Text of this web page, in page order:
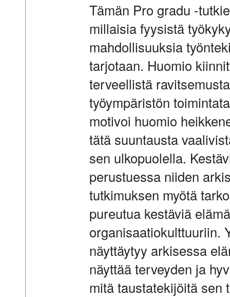
Tämän Pro gradu -
millaisia fyysistä
mahdollisuuksia
tarjotaan. Huomio
terveellistä
työympäristön
motivoi huomio
tätä suuntausta
sen ulkopuolella.
perustuessa niiden
tutkimuksen myötä
pureutua kestäviä
organisaatiokulttuuriin.
näyttäytyy arkisessa
näyttää terveyden ja
mitä taustatekijöitä sen